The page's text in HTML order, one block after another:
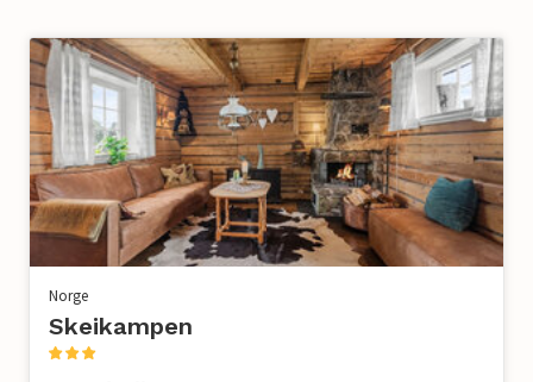
Norge
Skeikampen